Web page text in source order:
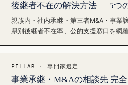
後継者不在の解決方法 — 5つ
親族内・社内承継・第三者M&A・事業
県別後継者不在率、公的支援窓口を網
PILLAR · 専門家選定
事業承継・M&Aの相談先 完